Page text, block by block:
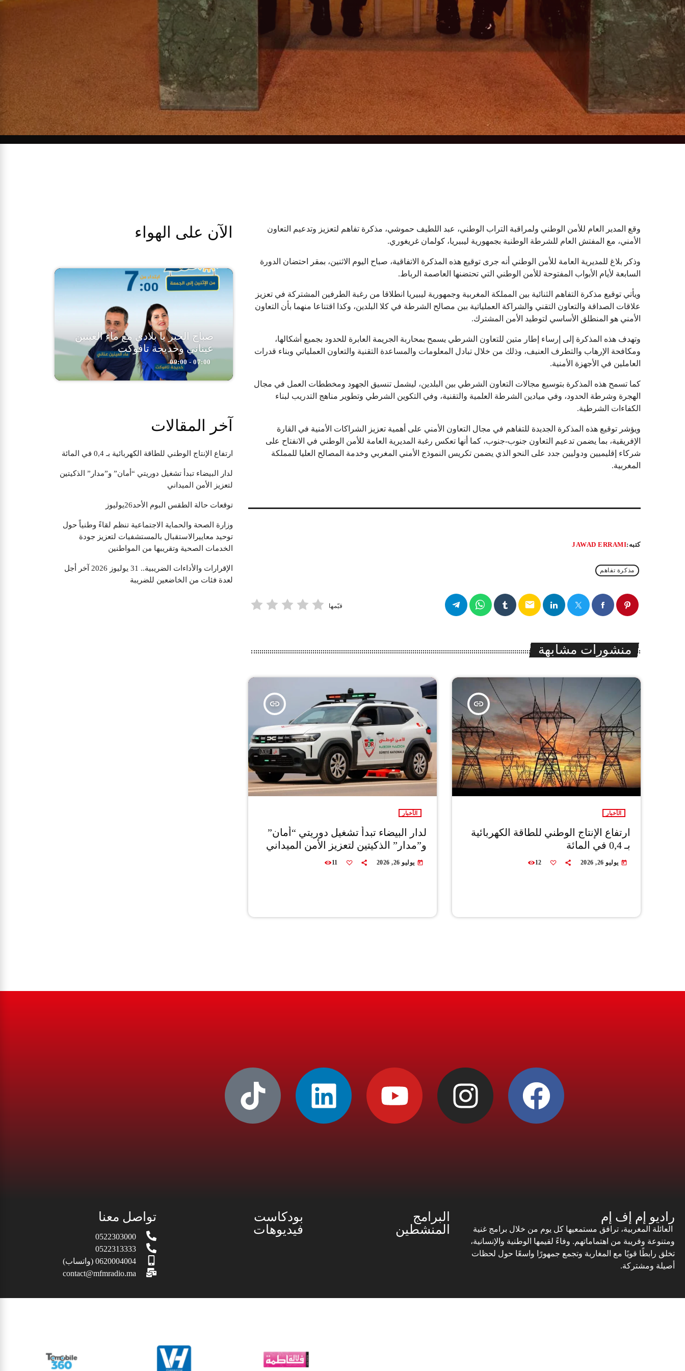
وقع المدير العام للأمن الوطني ولمراقبة التراب الوطني، عبد اللطيف حموشي، مذكرة تفاهم لتعزيز وتدعيم التعاون
الأمني، مع المفتش العام للشرطة الوطنية بجمهورية ليبيريا، كولمان غريغوري.
وذكر بلاغ للمديرية العامة للأمن الوطني أنه جرى توقيع هذه المذكرة الاتفاقية، صباح اليوم الاثنين، بمقر احتضان الدورة
السابعة لأيام الأبواب المفتوحة للأمن الوطني التي تحتضنها العاصمة الرباط.
ويأتي توقيع مذكرة التفاهم الثنائية بين المملكة المغربية وجمهورية ليبيريا انطلاقا من رغبة الطرفين المشتركة في تعزيز
علاقات الصداقة والتعاون التقني والشراكة العملياتية بين مصالح الشرطة في كلا البلدين، وكذا اقتناعا منهما بأن التعاون
الأمني هو المنطلق الأساسي لتوطيد الأمن المشترك.
وتهدف هذه المذكرة إلى إرساء إطار متين للتعاون الشرطي يسمح بمحاربة الجريمة العابرة للحدود بجميع أشكالها،
ومكافحة الإرهاب والتطرف العنيف، وذلك من خلال تبادل المعلومات والمساعدة التقنية والتعاون العملياتي وبناء قدرات
العاملين في الأجهزة الأمنية.
كما تسمح هذه المذكرة بتوسيع مجالات التعاون الشرطي بين البلدين، ليشمل تنسيق الجهود ومخططات العمل في مجال
الهجرة وشرطة الحدود، وفي ميادين الشرطة العلمية والتقنية، وفي التكوين الشرطي وتطوير مناهج التدريب لبناء
الكفاءات الشرطية.
ويؤشر توقيع هذه المذكرة الجديدة للتفاهم في مجال التعاون الأمني على أهمية تعزيز الشراكات الأمنية في القارة
الإفريقية، بما يضمن تدعيم التعاون جنوب-جنوب، كما أنها تعكس رغبة المديرية العامة للأمن الوطني في الانفتاح على
شركاء إقليميين ودوليين جدد على النحو الذي يضمن تكريس النموذج الأمني المغربي وخدمة المصالح العليا للمملكة
المغربية.
كتبه:JAWAD ERRAMI
مذكرة تفاهم
email قيّمها
منشورات مشابهة
insert_link
الأخبار
ارتفاع الإنتاج الوطني للطاقة الكهربائية
بـ 0,4 في المائة
today يوليو 26, 2026 12
insert_link
الأخبار
لدار البيضاء تبدأ تشغيل دوريتي “أمان”
و”مدار” الذكيتين لتعزيز الأمن الميداني
today يوليو 26, 2026 11
الآن على الهواء
صباح الخير يا بلادي مع ماء العينين
عيناني وخديجة تافوكت
07:00 - 09:00
آخر المقالات
ارتفاع الإنتاج الوطني للطاقة الكهربائية بـ 0,4 في المائة
لدار البيضاء تبدأ تشغيل دوريتي “أمان” و”مدار” الذكيتين
لتعزيز الأمن الميداني
توقعات حالة الطقس البوم الأحد26يوليوز
وزارة الصحة والحماية الاجتماعية تنظم لقاءً وطنياً حول
توحيد معاييرالاستقبال بالمستشفيات لتعزيز جودة
الخدمات الصحية وتقريبها من المواطنين
الإقرارات والأداءات الضريبية.. 31 يوليوز 2026 آخر أجل
لعدة فئات من الخاضعين للضريبة
راديو إم إف إم
العائلة المغربية، ترافق مستمعيها كل يوم من خلال برامج غنية
ومتنوعة وقريبة من اهتماماتهم. وفاءً لقيمها الوطنية والإنسانية،
تخلق رابطًا قويًا مع المغاربة وتجمع جمهورًا واسعًا حول لحظات
أصيلة ومشتركة.
البرامج
المنشطين
بودكاست
فيديوهات
تواصل معنا
0522303000
0522313333
0620004004 (واتساب)
contact@mfmradio.ma